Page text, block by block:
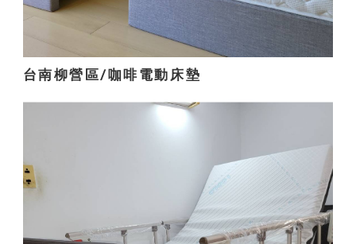
台南柳營區/咖啡電動床墊